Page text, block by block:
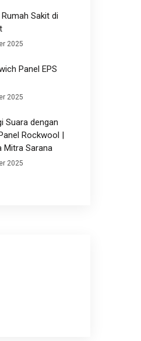
Sakit di
2025
Panel EPS
2025
Suara dengan
Rockwool |
Mitra Sarana
2025